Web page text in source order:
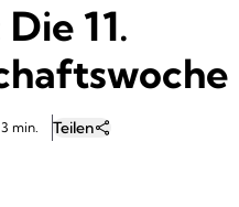
11.
min. Teilen